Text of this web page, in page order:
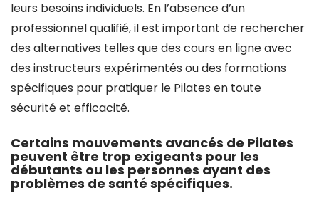
leurs besoins individuels. En l’absence d’un
professionnel qualifié, il est important de rechercher
des alternatives telles que des cours en ligne avec
des instructeurs expérimentés ou des formations
spécifiques pour pratiquer le Pilates en toute
sécurité et efficacité.
Certains mouvements avancés de Pilates
peuvent être trop exigeants pour les
débutants ou les personnes ayant des
problèmes de santé spécifiques.